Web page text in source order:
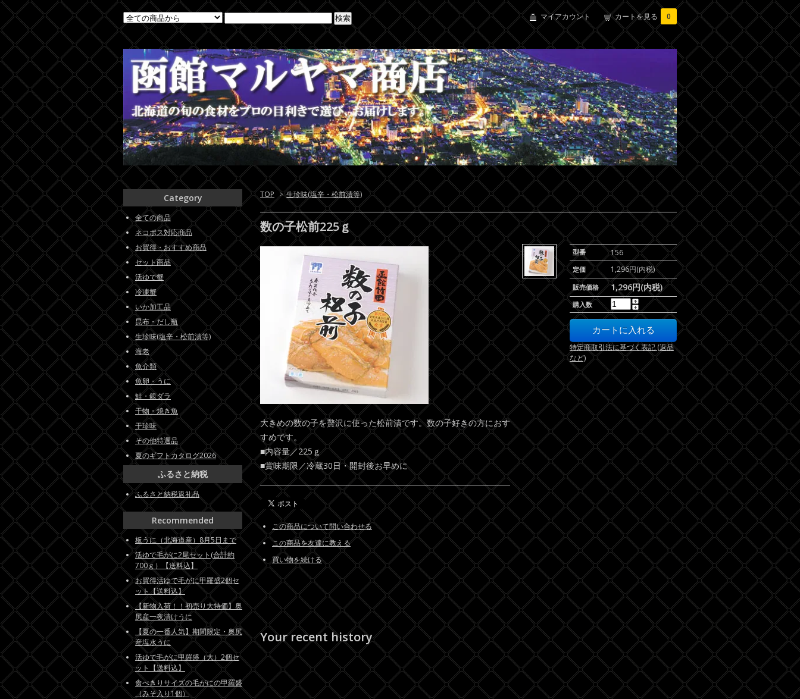
マイアカウント カートを見る 0
TOP > 生珍味(塩辛・松前漬等)
数の子松前225ｇ
型番 156
定価 1,296円(内税)
販売価格 1,296円(内税)
購入数
特定商取引法に基づく表記 (返品
など)
大きめの数の子を贅沢に使った松前漬です。数の子好きの方におす
すめです。
■内容量／225ｇ
■賞味期限／冷蔵30日・開封後お早めに
この商品について問い合わせる
この商品を友達に教える
買い物を続ける
Your recent history
Category
全ての商品
ネコポス対応商品
お買得・おすすめ商品
セット商品
活ゆで蟹
冷凍蟹
いか加工品
昆布・だし瓶
生珍味(塩辛・松前漬等)
海老
魚介類
魚卵・うに
鮭・銀ダラ
干物・焼き魚
干珍味
その他特選品
夏のギフトカタログ2026
ふるさと納税
ふるさと納税返礼品
Recommended
板うに（北海道産）8月5日まで
活ゆで毛がに2尾セット(合計約
700ｇ）【送料込】
お買得活ゆで毛がに甲羅盛2個セ
ット【送料込】
【新物入荷！！初売り大特価】奥
尻産一夜漬けうに
【夏の一番人気】期間限定・奥尻
産塩水うに
活ゆで毛がに甲羅盛（大）2個セ
ット【送料込】
食べきりサイズの毛がにの甲羅盛
（みそ入り1個）